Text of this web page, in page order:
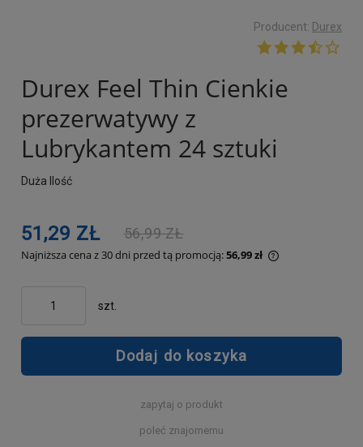
Producent: Durex
Durex Feel Thin Cienkie
prezerwatywy z
Lubrykantem 24 sztuki
Duża Ilość
51,29 ZŁ 56,99 ZŁ
Najniższa cena z 30 dni przed tą promocją:56,99 zł
szt.
Dodaj do koszyka
zapytaj o produkt
poleć znajomemu